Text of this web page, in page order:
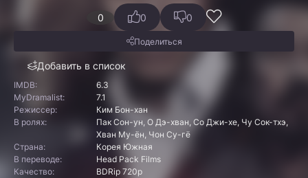
0
Добавить в список
0 0
Поделиться
IMDB:
6.3
MyDramalist:
7.1
Режиссер:
Ким Бон-хан
В ролях:
Пак Сон-ун, О Дэ-хван, Со Джи-хе, Чу Сок-тхэ,
Хван Му-ён, Чон Су-гё
Страна:
Корея Южная
В переводе:
Head Pack Films
Качество:
BDRip 720p